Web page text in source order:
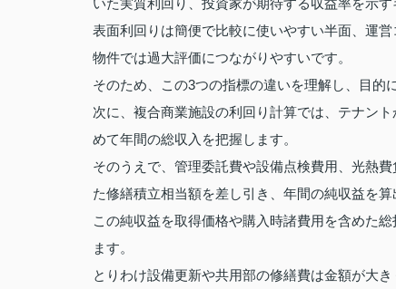
いた実質利回り、投資家が期待する収益率を示す
表面利回りは簡便で比較に使いやすい半面、運
物件では過大評価につながりやすいです。
そのため、この3つの指標の違いを理解し、目的
次に、複合商業施設の利回り計算では、テナン
めて年間の総収入を把握します。
そのうえで、管理委託費や設備点検費用、光熱
た修繕積立相当額を差し引き、年間の純収益を算
この純収益を取得価格や購入時諸費用を含めた
ます。
とりわけ設備更新や共用部の修繕費は金額が大